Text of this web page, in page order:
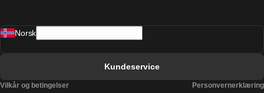
Norsk
Kundeservice
Vilkår og betingelser Personvernerklæring